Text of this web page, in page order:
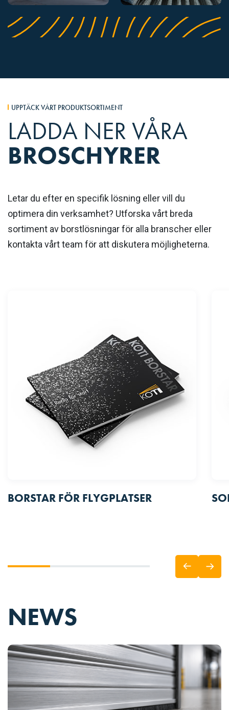
UPPTÄCK VÅRT PRODUKTSORTIMENT
LADDA NER VÅRA
BROSCHYRER
Letar du efter en specifik lösning eller vill du
optimera din verksamhet? Utforska vårt breda
sortiment av borstlösningar för alla branscher eller
kontakta vårt team för att diskutera möjligheterna.
BORSTAR FÖR FLYGPLATSER
NEWS